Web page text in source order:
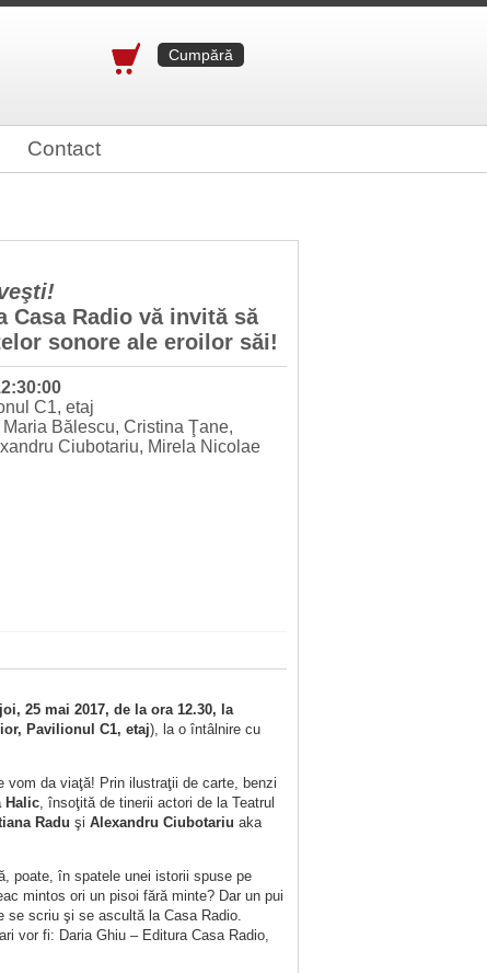
Cumpără
Contact
Casa Radio vă invită să
sonore ale eroilor săi!
C1, etaj
Bălescu, Cristina Ţane,
Ciubotariu, Mirela Nicolae
joi, 25 mai 2017, de la ora 12.30, la
Pavilionul C1, etaj), la o întâlnire cu
vom da viaţă! Prin ilustraţii de carte, benzi
Halic, însoţită de tinerii actori de la Teatrul
Radu şi Alexandru Ciubotariu aka
poate, în spatele unei istorii spuse pe
mintos ori un pisoi fără minte? Dar un pui
se scriu şi se ascultă la Casa Radio.
vor fi: Daria Ghiu – Editura Casa Radio,